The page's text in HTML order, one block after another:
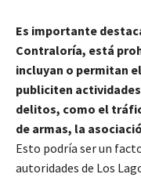
Es importante
Contraloría, está
incluyan o permitan
publiciten
delitos, como el
de armas, la
Esto podría ser un
autoridades de Los